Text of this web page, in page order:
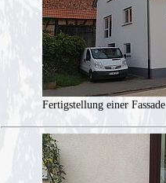
Fertigstellung einer Fassade